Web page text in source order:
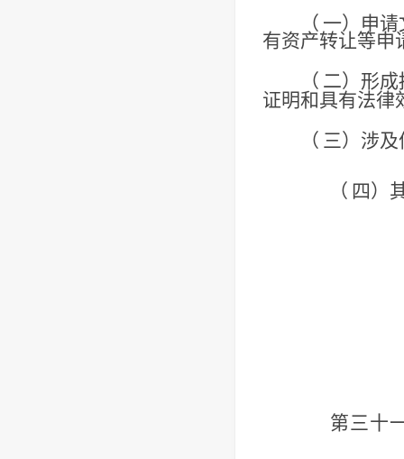
（ 一）申
有资产转让等申
（ 二）形
证明和具有法律
（ 三）涉
（ 四）
第三十